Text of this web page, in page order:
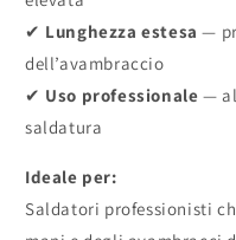
✔ Lunghezza estesa —
dell’avambraccio
✔ Uso professionale —
saldatura
Ideale per:
Saldatori professionisti